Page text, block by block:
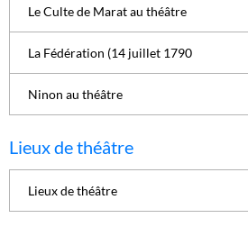
Le Culte de Marat au théâtre
La Fédération (14 juillet 1790
Ninon au théâtre
Lieux de théâtre
Lieux de théâtre